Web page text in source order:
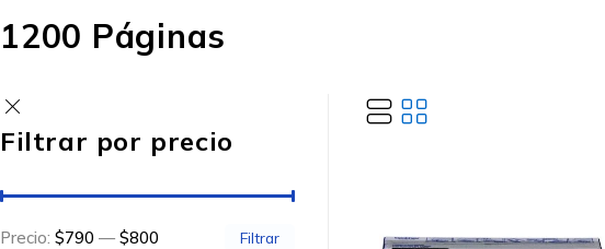
1200 Páginas
Filtrar por precio
Filtrar
Precio: $790 — $800